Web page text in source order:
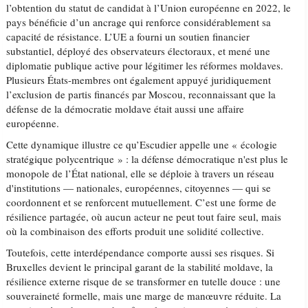
l’obtention du statut de candidat à l’Union européenne en 2022, le
pays bénéficie d’un ancrage qui renforce considérablement sa
capacité de résistance. L’UE a fourni un soutien financier
substantiel, déployé des observateurs électoraux, et mené une
diplomatie publique active pour légitimer les réformes moldaves.
Plusieurs États-membres ont également appuyé juridiquement
l’exclusion de partis financés par Moscou, reconnaissant que la
défense de la démocratie moldave était aussi une affaire
européenne.
Cette dynamique illustre ce qu’Escudier appelle une « écologie
stratégique polycentrique » : la défense démocratique n'est plus le
monopole de l’État national, elle se déploie à travers un réseau
d'institutions — nationales, européennes, citoyennes — qui se
coordonnent et se renforcent mutuellement. C’est une forme de
résilience partagée, où aucun acteur ne peut tout faire seul, mais
où la combinaison des efforts produit une solidité collective.
Toutefois, cette interdépendance comporte aussi ses risques. Si
Bruxelles devient le principal garant de la stabilité moldave, la
résilience externe risque de se transformer en tutelle douce : une
souveraineté formelle, mais une marge de manœuvre réduite. La